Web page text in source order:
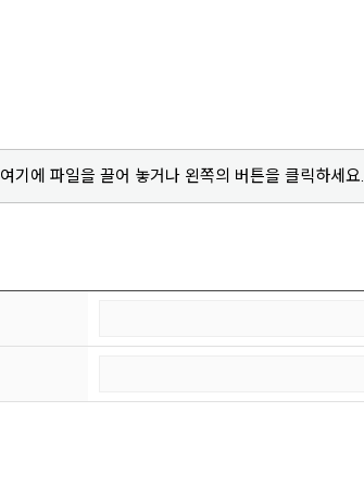
여기에 파일을 끌어 놓거나 왼쪽의 버튼을 클릭하세요.